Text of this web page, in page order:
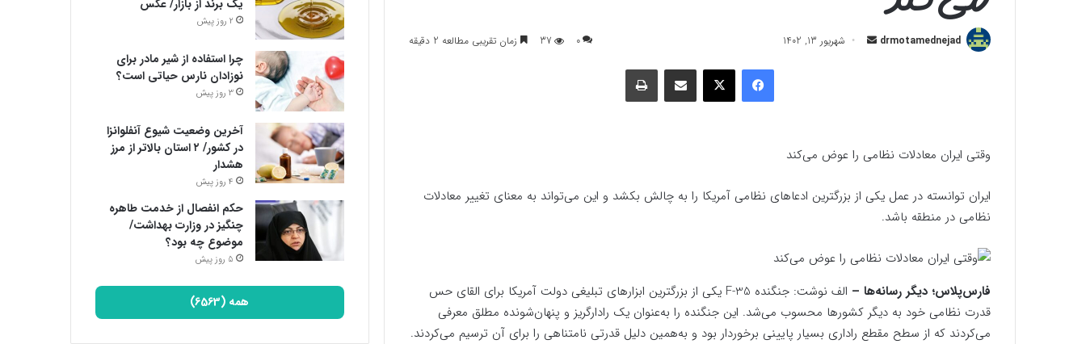
drmotamednejad
ارسال شهریور 13, 1402 0
37 زمان تقریبی مطالعه 2 دقیقه
فیسبوک ایکس اشتراک گذاری با ایمیل چاپ
وقتی ایران معادلات نظامی را عوض می‌کند
ایران توانسته در عمل یکی از بزرگترین ادعاهای نظامی آمریکا را به چالش بکشد و این می‌تواند به معنای تغییر معادلات
نظامی در منطقه باشد.
فارس‌پلاس؛ دیگر رسانه‌ها –
الف نوشت: جنگنده F-35 یکی از بزرگترین ابزارهای تبلیغی دولت آمریکا برای القای حس
قدرت نظامی خود به دیگر کشورها محسوب می‌شد. این جنگنده را به‌عنوان یک رادارگریز و پنهان‌شونده مطلق معرفی
می‌کردند که از سطح مقطع راداری بسیار پایینی برخوردار بود و به‌همین دلیل قدرتی نامتناهی را برای آن ترسیم می‌کردند.
یک برند از بازار/ عکس
2 روز پیش
چرا استفاده از شیر مادر برای
نوزادان نارس حیاتی است؟
3 روز پیش
آخرین وضعیت شیوع آنفلوانزا
در کشور/ ۲ استان بالاتر از مرز
هشدار
4 روز پیش
حکم انفصال از خدمت طاهره
چنگیز در وزارت بهداشت/
موضوع چه بود؟
5 روز پیش
همه (6563)